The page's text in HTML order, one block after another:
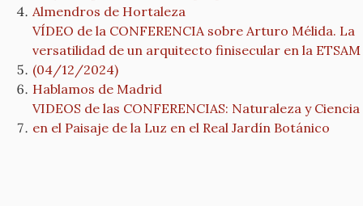
Almendros de Hortaleza
VÍDEO de la CONFERENCIA sobre Arturo Mélida. La
versatilidad de un arquitecto finisecular en la ETSAM
(04/12/2024)
Hablamos de Madrid
VIDEOS de las CONFERENCIAS: Naturaleza y Ciencia
en el Paisaje de la Luz en el Real Jardín Botánico